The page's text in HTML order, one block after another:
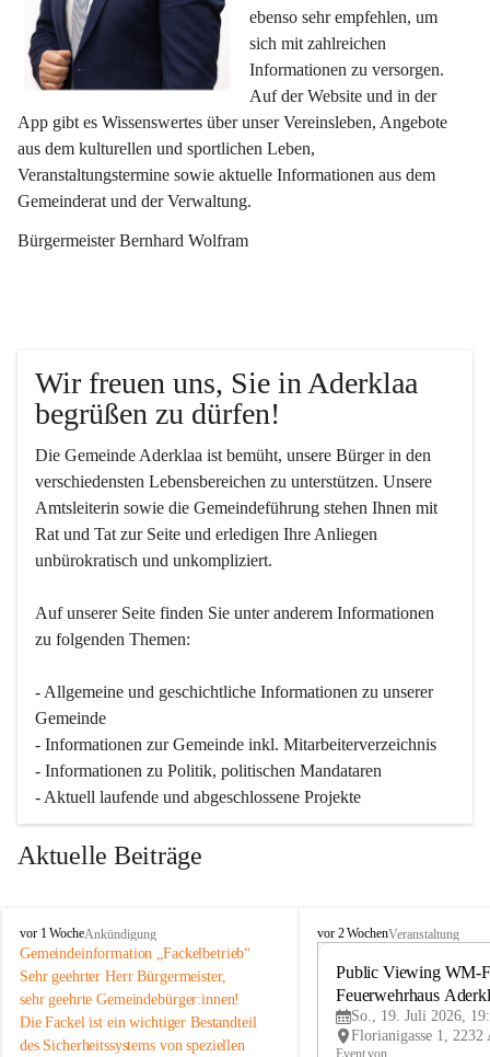
ebenso sehr empfehlen, um
sich mit zahlreichen
Informationen zu versorgen.
Auf der Website und in der
App gibt es Wissenswertes über unser Vereinsleben, Angebote
aus dem kulturellen und sportlichen Leben,
Veranstaltungstermine sowie aktuelle Informationen aus dem
Gemeinderat und der Verwaltung.
Bürgermeister Bernhard Wolfram
Wir freuen uns, Sie in Aderklaa
begrüßen zu dürfen!
Die Gemeinde Aderklaa ist bemüht, unsere Bürger in den
verschiedensten Lebensbereichen zu unterstützen. Unsere
Amtsleiterin sowie die Gemeindeführung stehen Ihnen mit
Rat und Tat zur Seite und erledigen Ihre Anliegen
unbürokratisch und unkompliziert.
Auf unserer Seite finden Sie un­ter an­de­rem Informationen
zu folgenden Themen:
- Allgemeine und geschichtliche Informationen zu unserer
Gemeinde
- Informationen zur Gemeinde inkl. Mitarbeiterverzeichnis
- Informationen zu Politik, politischen Mandataren
- Aktuell laufende und abgeschlossene Projekte
Aktuelle Beiträge
A
d
e
r
k
l
a
vor 1 WocheAnkündigung
Gemeindeinformation „Fackelbetrieb“
Sehr geehrter Herr Bürgermeister,
sehr geehrte Gemeindebürger:innen!
Die Fackel ist ein wichtiger Bestandteil
des Sicherheitssystems von speziellen
A
vor 2 WochenVeranstaltung
Public Viewing WM-
Feuerwehrhaus
So., 19. Juli 2026,
Event von